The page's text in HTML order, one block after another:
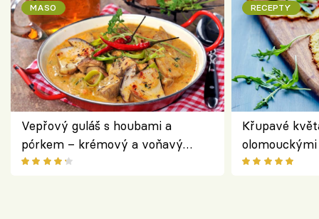
MASO
Vepřový guláš s houbami a
pórkem – krémový a voňavý
pokrm z jednoho hrnce
RECEPTY
Křupavé
bezlepkový